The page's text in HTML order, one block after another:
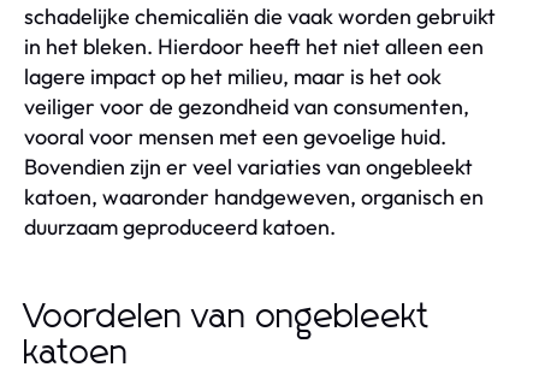
schadelijke chemicaliën die vaak worden gebruikt
in het bleken. Hierdoor heeft het niet alleen een
lagere impact op het milieu, maar is het ook
veiliger voor de gezondheid van consumenten,
vooral voor mensen met een gevoelige huid.
Bovendien zijn er veel variaties van ongebleekt
katoen, waaronder handgeweven, organisch en
duurzaam geproduceerd katoen.
Voordelen van ongebleekt
katoen